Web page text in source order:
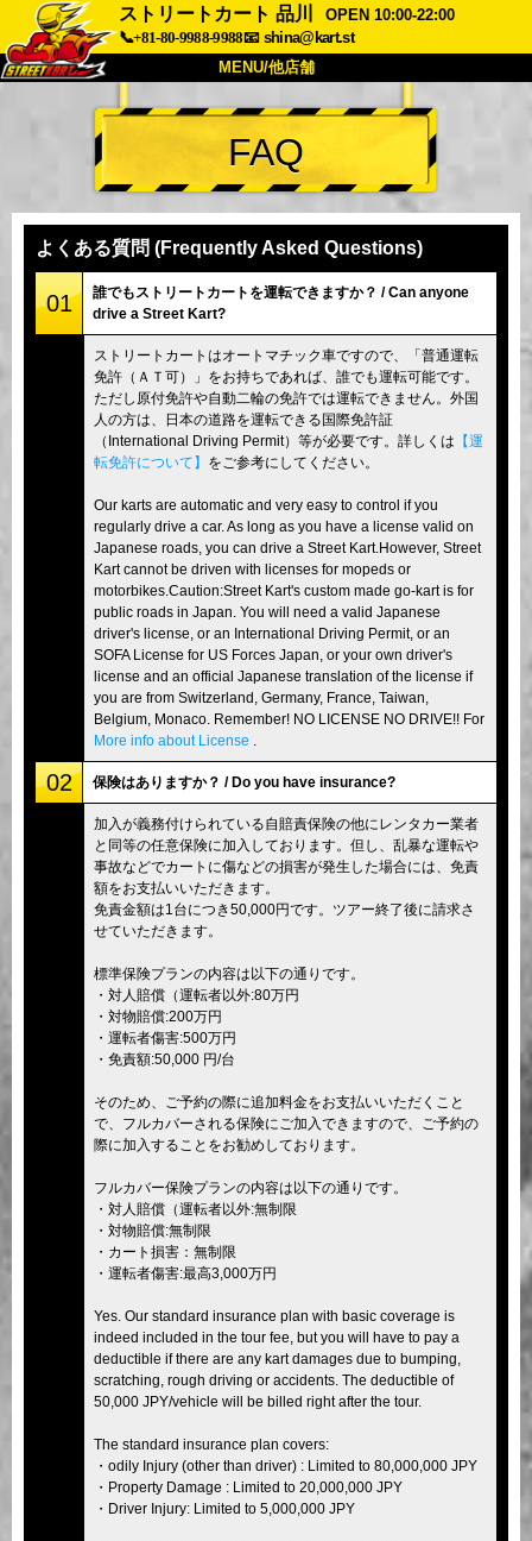
ストリートカート 品川
OPEN 10:00-22:00
📞+81-80-9988-9988📧 shina@kart.st
MENU/他店舗
トップ
概要 車両 価格
会社 予約
他店舗
東京 品川
東京 秋葉原 #2 東京 渋谷
東京 渋谷アネックス 東京ベイ
東京 浅草 大阪
FAQ
よくある質問 (Frequently Asked Questions)
01
誰でもストリートカートを運転できますか？ / Can anyone
drive a Street Kart?
ストリートカートはオートマチック車ですので、「普通運転
免許（ＡＴ可）」をお持ちであれば、誰でも運転可能です。
ただし原付免許や自動二輪の免許では運転できません。外国
人の方は、日本の道路を運転できる国際免許証
（International Driving Permit）等が必要です。詳しくは 【運
転免許について】 をご参考にしてください。
Our karts are automatic and very easy to control if you
regularly drive a car. As long as you have a license valid on
Japanese roads, you can drive a Street Kart.However, Street
Kart cannot be driven with licenses for mopeds or
motorbikes.Caution:Street Kart's custom made go-kart is for
public roads in Japan. You will need a valid Japanese
driver's license, or an International Driving Permit, or an
SOFA License for US Forces Japan, or your own driver's
license and an official Japanese translation of the license if
you are from Switzerland, Germany, France, Taiwan,
Belgium, Monaco. Remember! NO LICENSE NO DRIVE!! For
More info about License
02 保険はありますか？ / Do you have insurance?
加入が義務付けられている自賠責保険の他にレンタカー業者
と同等の任意保険に加入しております。但し、乱暴な運転や
事故などでカートに傷などの損害が発生した場合には、免責
額をお支払いいただきます。
免責金額は1台につき50,000円です。ツアー終了後に請求さ
せていただきます。
標準保険プランの内容は以下の通りです。
・対人賠償（運転者以外:80万円
・対物賠償:200万円
・運転者傷害:500万円
・免責額:50,000 円/台
そのため、ご予約の際に追加料金をお支払いいただくこと
で、フルカバーされる保険にご加入できますので、ご予約の
際に加入することをお勧めしております。
フルカバー保険プランの内容は以下の通りです。
・対人賠償（運転者以外:無制限
・対物賠償:無制限
・カート損害：無制限
・運転者傷害:最高3,000万円
Yes. Our standard insurance plan with basic coverage is
indeed included in the tour fee, but you will have to pay a
deductible if there are any kart damages due to bumping,
scratching, rough driving or accidents. The deductible of
50,000 JPY/vehicle will be billed right after the tour.
The standard insurance plan covers:
・odily Injury (other than driver) : Limited to 80,000,000 JPY
・Property Damage : Limited to 20,000,000 JPY
・Driver Injury: Limited to 5,000,000 JPY